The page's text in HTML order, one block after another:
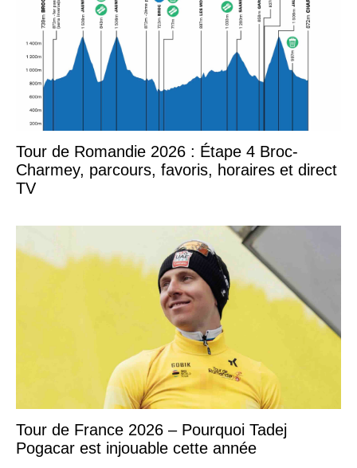
Tour de Romandie 2026 : Étape 4 Broc-
Charmey, parcours, favoris, horaires et direct
TV
Tour de France 2026 – Pourquoi Tadej
Pogacar est injouable cette année